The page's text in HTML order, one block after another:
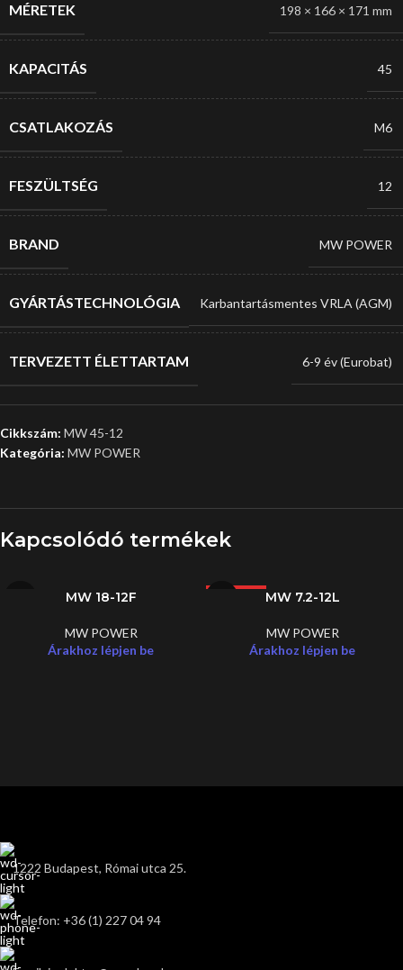
MÉRETEK 198 × 166 × 171 mm
KAPACITÁS 45
CSATLAKOZÁS M6
FESZÜLTSÉG 12
BRAND MW POWER
GYÁRTÁSTECHNOLÓGIA Karbantartásmentes VRLA (AGM)
TERVEZETT ÉLETTARTAM 6-9 év (Eurobat)
Cikkszám: MW 45-12
Kategória: MW POWER
Kapcsolódó termékek
MW 18-12F
MW POWER
Árakhoz lépjen be
MW 7.2-12L
MW POWER
Árakhoz lépjen be
1222 Budapest, Római utca 25.
Telefon: +36 (1) 227 04 94